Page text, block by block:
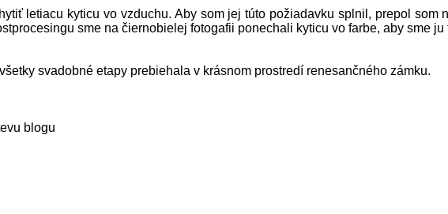
letiacu kyticu vo vzduchu. Aby som jej túto požiadavku splnil, prepol som
sme na čiernobielej fotogafii ponechali kyticu vo farbe, aby sme ju
svadobné etapy prebiehala v krásnom prostredí renesančného zámku.
blogu